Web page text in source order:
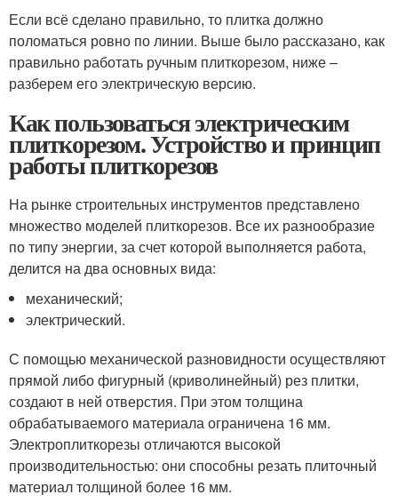
Если всё сделано правильно, то плитка должно
поломаться ровно по линии. Выше было рассказано, как
правильно работать ручным плиткорезом, ниже –
разберем его электрическую версию.
Как пользоваться электрическим
плиткорезом. Устройство и принцип
работы плиткорезов
На рынке строительных инструментов представлено
множество моделей плиткорезов. Все их разнообразие
по типу энергии, за счет которой выполняется работа,
делится на два основных вида:
механический;
электрический.
С помощью механической разновидности осуществляют
прямой либо фигурный (криволинейный) рез плитки,
создают в ней отверстия. При этом толщина
обрабатываемого материала ограничена 16 мм.
Электроплиткорезы отличаются высокой
производительностью: они способны резать плиточный
материал толщиной более 16 мм.